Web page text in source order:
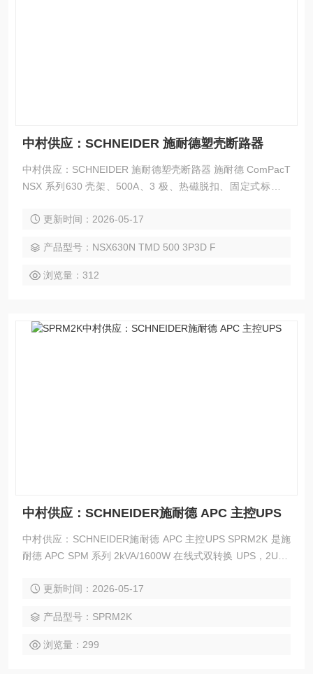
中村供应：SCHNEIDER 施耐德塑壳断路器
中村供应：SCHNEIDER 施耐德塑壳断路器 施耐德 ComPacT
NSX 系列630 壳架、500A、3 极、热磁脱扣、固定式标准配
性强，是工业 / 建筑 / 机房低压配电主干 / 大分支回路的主力
更新时间：2026-05-17
产品型号：NSX630N TMD 500 3P3D F
浏览量：312
中村供应：SCHNEIDER施耐德 APC 主控UPS
中村供应：SCHNEIDER施耐德 APC 主控UPS SPRM2K 是施
耐德 APC SPM 系列 2kVA/1600W 在线式双转换 UPS，2U 机
力保护。更新时间：2026-05-17
产品型号：SPRM2K
浏览量：299